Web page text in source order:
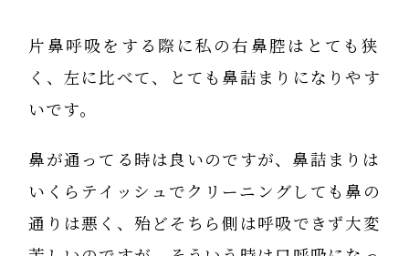
片鼻呼吸をする際に私の右鼻腔はとても狭
く、左に比べて、とても鼻詰まりになりやす
いです。
鼻が通ってる時は良いのですが、鼻詰まりは
いくらテイッシュでクリーニングしても鼻の
通りは悪く、殆どそちら側は呼吸できず大変